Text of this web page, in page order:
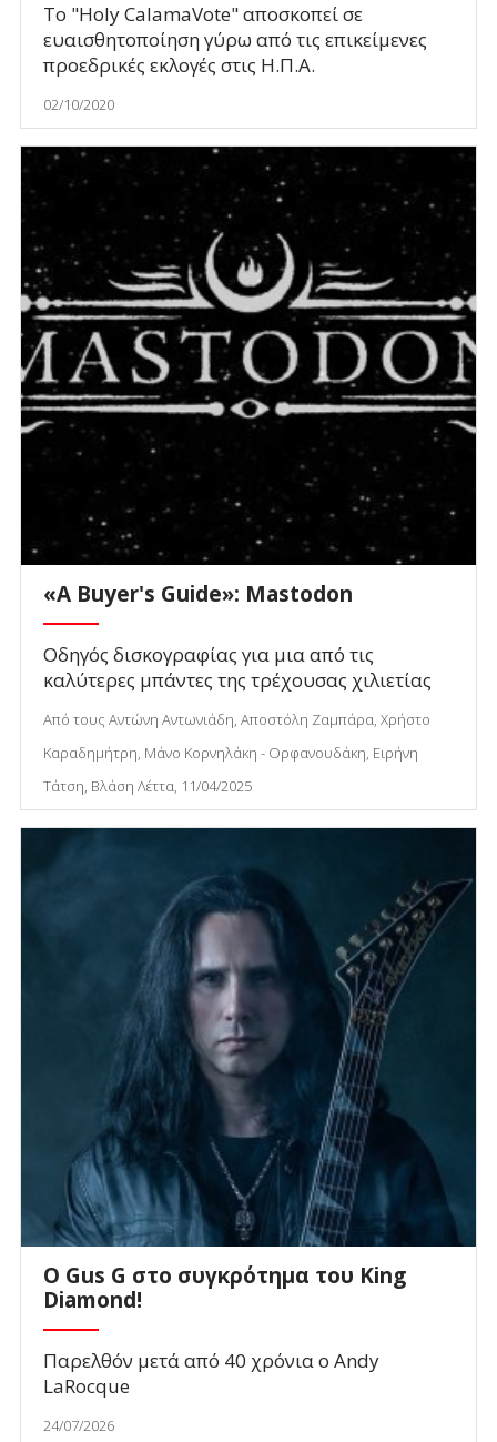
Το "Holy CalamaVote" αποσκοπεί σε
ευαισθητοποίηση γύρω από τις επικείμενες
προεδρικές εκλογές στις Η.Π.Α.
02/10/2020
«A Buyer's Guide»: Mastodon
Οδηγός δισκογραφίας για μια από τις
καλύτερες μπάντες της τρέχουσας χιλιετίας
Από τους Αντώνη Αντωνιάδη, Αποστόλη Ζαμπάρα, Χρήστο
Καραδημήτρη, Μάνο Κορνηλάκη - Ορφανουδάκη, Ειρήνη
Τάτση, Βλάση Λέττα, 11/04/2025
O Gus G στο συγκρότημα του King
Diamond!
Παρελθόν μετά από 40 χρόνια ο Andy
LaRocque
24/07/2026